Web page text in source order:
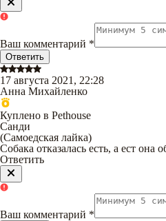
Ваш комментарий *
Ответить
17 августа 2021, 22:28
Анна Михайленко
Куплено в Pethouse
Санди
(Самоедская лайка)
Собака отказалась есть, а ест она
Ответить
Ваш комментарий *